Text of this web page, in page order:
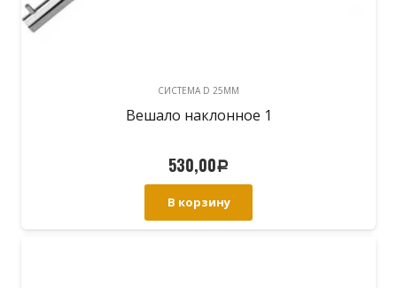
CИСТЕМА D 25MM
Вешало наклонное 1
530,00Р
В корзину